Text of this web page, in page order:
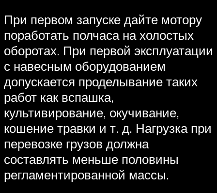
При первом запуске дайте мотору
поработать полчаса на холостых
оборотах. При первой эксплуатации
с навесным оборудованием
допускается проделывание таких
работ как вспашка,
культивирование, окучивание,
кошение травки и т. д. Нагрузка при
перевозке грузов должна
составлять меньше половины
регламентированной массы.